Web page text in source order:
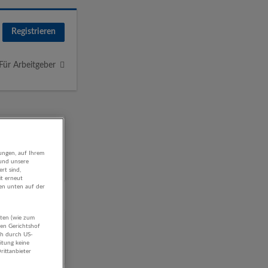
Registrieren
Für Arbeitgeber
auf Ihrem
unsere
sind,
erneut
unten auf der
(wie zum
Gerichtshof
durch US-
keine